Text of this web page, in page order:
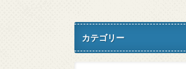
カテゴリー